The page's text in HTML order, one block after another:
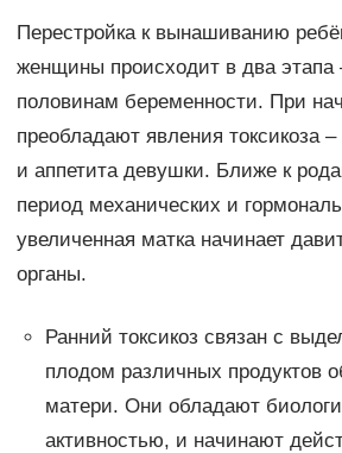
Перестройка к вынашиванию
женщины происходит в два этапа
половинам беременности. При
преобладают явления токсикоза
и аппетита девушки. Ближе к
период механических и
увеличенная матка начинает
органы.
Ранний токсикоз связан с
плодом различных продуктов
матери. Они обладают
активностью, и начинают